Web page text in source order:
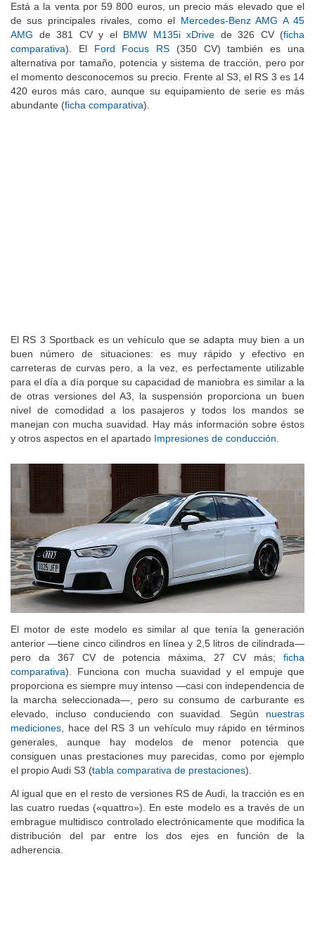
Está a la venta por 59 800 euros, un precio más elevado que el
de sus principales rivales, como el Mercedes-Benz AMG A 45
AMG de 381 CV y el BMW M135i xDrive de 326 CV (ficha
comparativa). El Ford Focus RS (350 CV) también es una
alternativa por tamaño, potencia y sistema de tracción, pero por
el momento desconocemos su precio. Frente al S3, el RS 3 es 14
420 euros más caro, aunque su equipamiento de serie es más
abundante (ficha comparativa).
El RS 3 Sportback es un vehículo que se adapta muy bien a un
buen número de situaciones: es muy rápido y efectivo en
carreteras de curvas pero, a la vez, es perfectamente utilizable
para el día a día porque su capacidad de maniobra es similar a la
de otras versiones del A3, la suspensión proporciona un buen
nivel de comodidad a los pasajeros y todos los mandos se
manejan con mucha suavidad. Hay más información sobre éstos
y otros aspectos en el apartado Impresiones de conducción.
El motor de este modelo es similar al que tenía la generación
anterior —tiene cinco cilindros en línea y 2,5 litros de cilindrada—
pero da 367 CV de potencia máxima, 27 CV más; ficha
comparativa). Funciona con mucha suavidad y el empuje que
proporciona es siempre muy intenso —casi con independencia de
la marcha seleccionada—, pero su consumo de carburante es
elevado, incluso conduciendo con suavidad. Según nuestras
mediciones , hace del RS 3 un vehículo muy rápido en términos
generales, aunque hay modelos de menor potencia que
consiguen unas prestaciones muy parecidas, como por ejemplo
el propio Audi S3 (tabla comparativa de prestaciones).
Al igual que en el resto de versiones RS de Audi, la tracción es en
las cuatro ruedas («quattro»). En este modelo es a través de un
embrague multidisco controlado electrónicamente que modifica la
distribución del par entre los dos ejes en función de la
adherencia.